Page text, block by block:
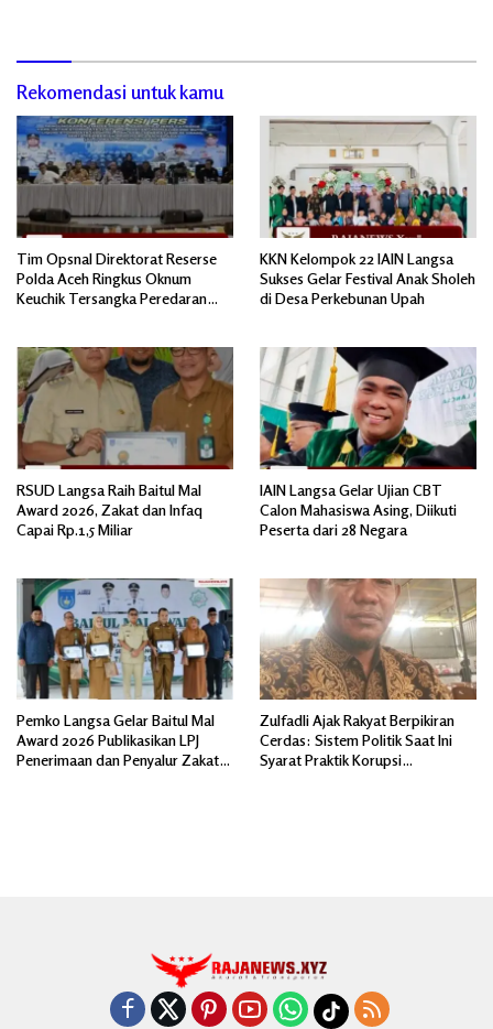
Rekomendasi untuk kamu
Tim Opsnal Direktorat Reserse
Polda Aceh Ringkus Oknum
Keuchik Tersangka Peredaran
KKN Kelompok 22 IAIN Langsa
Sukses Gelar Festival Anak Sholeh
di Desa Perkebunan Upah
RSUD Langsa Raih Baitul Mal
Award 2026, Zakat dan Infaq
Capai Rp.1,5 Miliar
IAIN Langsa Gelar Ujian CBT
Calon Mahasiswa Asing, Diikuti
Peserta dari 28 Negara
Pemko Langsa Gelar Baitul Mal
Award 2026 Publikasikan LPJ
Penerimaan dan Penyalur Zakat
Zulfadli Ajak Rakyat Berpikiran
Cerdas: Sistem Politik Saat Ini
Syarat Praktik Korupsi